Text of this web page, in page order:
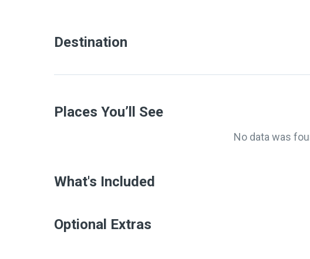
Destination
Places You’ll See
No data was
What's Included
Optional Extras​